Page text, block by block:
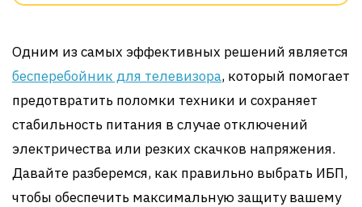
Одним из самых эффективных решений является
бесперебойник для телевизора, который помогает
предотвратить поломки техники и сохраняет
стабильность питания в случае отключений
электричества или резких скачков напряжения.
Давайте разберемся, как правильно выбрать ИБП,
чтобы обеспечить максимальную защиту вашему